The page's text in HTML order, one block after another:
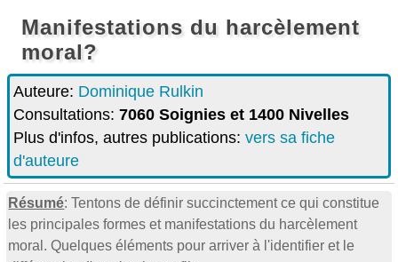
Manifestations du harcèlement
moral?
Auteure: Dominique Rulkin
Consultations:7060 Soignies et 1400 Nivelles
Plus d'infos, autres publications:vers sa fiche
d'auteure
Résumé: Tentons de définir succinctement ce qui constitue
les principales formes et manifestations du harcèlement
moral. Quelques éléments pour arriver à l'identifier et le